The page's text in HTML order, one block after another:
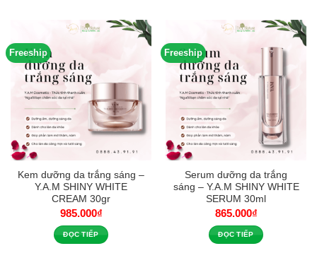
Freeship
Kem dưỡng da trắng sáng –
Y.A.M SHINY WHITE
CREAM 30gr
985.000₫
ĐỌC TIẾP
Freeship
Serum dưỡng da trắng
sáng – Y.A.M SHINY WHITE
SERUM 30ml
865.000₫
ĐỌC TIẾP